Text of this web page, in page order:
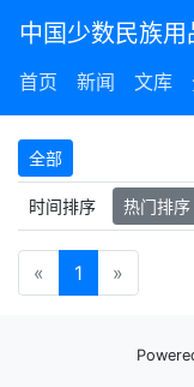
中国少数民族用
首页
新闻 文库
全部
时间排序 热门排序
« 1 »